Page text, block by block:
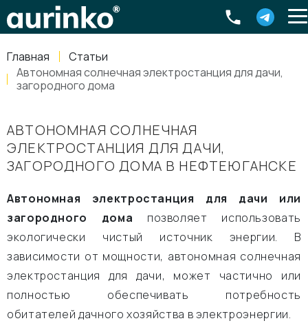
Главная
Статьи
Автономная солнечная электростанция для дачи,
загородного дома
АВТОНОМНАЯ СОЛНЕЧНАЯ
ЭЛЕКТРОСТАНЦИЯ ДЛЯ ДАЧИ,
ЗАГОРОДНОГО ДОМА В НЕФТЕЮГАНСКЕ
Автономная электростанция для дачи или
загородного дома позволяет использовать
экологически чистый источник энергии. В
зависимости от мощности, автономная солнечная
электростанция для дачи, может частично или
полностью обеспечивать потребность
обитателей дачного хозяйства в электроэнергии.
Россия, Свердловская область Екатеринбург ,
8-800-770-79-40